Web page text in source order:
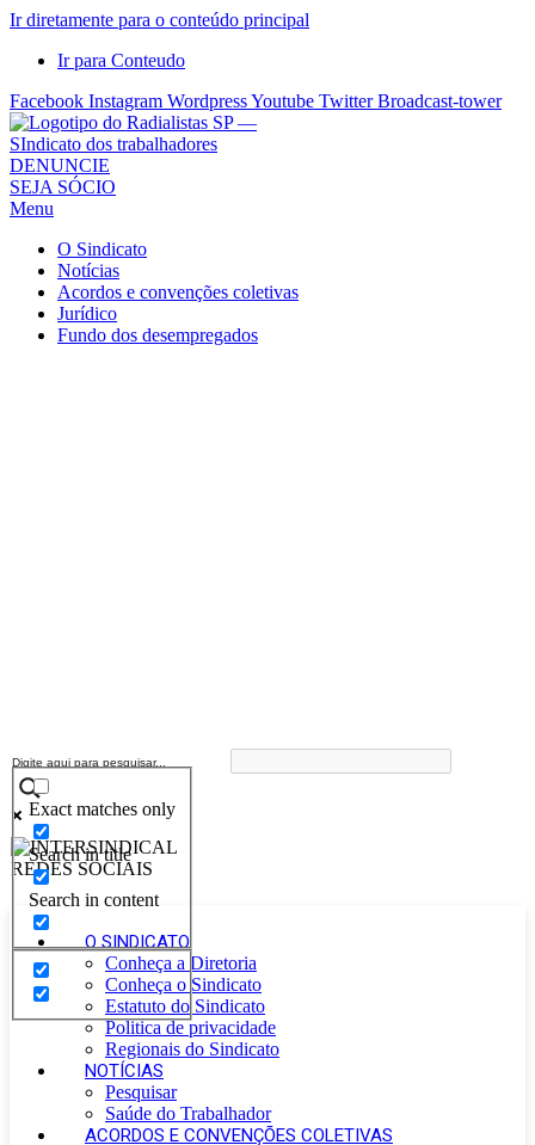
Ir diretamente para o conteúdo principal
Ir para Conteudo
Facebook Instagram WordpressYoutube Twitter Broadcast-tower
Sindicato
dos
Radialistas
São
Paulo
Sindicato
DENUNCIE
SEJA SÓCIO
Menu
O Sindicato
Notícias
Acordos e convenções coletivas
Jurídico
Fundo dos desempregados
Exact matches only
Search in title
Search in content
O SINDICATO
Conheça a Diretoria
Conheça o Sindicato
Estatuto do Sindicato
Politica de privacidade
Regionais do Sindicato
NOTÍCIAS
Pesquisar
Saúde do Trabalhador
ACORDOS E CONVENÇÕES COLETIVAS